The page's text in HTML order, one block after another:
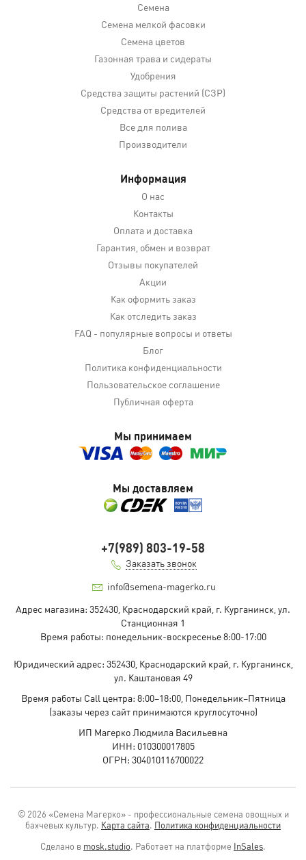
Семена
Семена мелкой фасовки
Семена цветов
Газонная трава и сидераты
Удобрения
Средства защиты растений (СЗР)
Средства от вредителей
Все для полива
Производители
Информация
О нас
Контакты
Оплата и доставка
Гарантия, обмен и возврат
Отзывы покупателей
Акции
Как оформить заказ
Как отследить заказ
FAQ - популярные вопросы и ответы
Блог
Политика конфиденциальности
Пользовательское соглашение
Публичная оферта
Мы принимаем
Мы доставляем
+7(989) 803-19-58
Заказать звонок
info@semena-magerko.ru
Адрес магазина: 352430, Краснодарский край, г. Курганинск, ул.
Станционная 1
Время работы: понедельник-воскресенье 8:00-17:00
Юридический адрес: 352430, Краснодарский край, г. Курганинск,
ул. Каштановая 49
Время работы Call центра: 8:00–18:00, Понедельник–Пятница
(заказы через сайт принимаются круглосуточно)
ИП Магерко Людмила Васильевна
ИНН: 010300017805
ОГРН: 304010116700022
© 2026 «Семена Магерко» - профессиональные семена овощных и
бахчевых культур. Карта сайта. Политика конфиденциальности
Сделано в mosk.studio. Работает на платформе InSales.